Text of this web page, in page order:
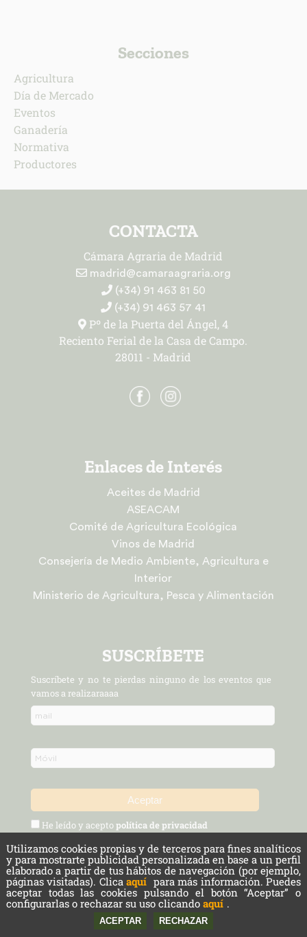
Secciones
Agricultura
Día de Mercado
Eventos
Ganadería
Normativa
Productores
CONTACTA
Cámara Agraria de Madrid
madrid@camaraagraria.org
(+34) 91 463 81 50
(+34) 91 463 57 41
Pº de la Puerta del Ángel, 4
Reciento Ferial de la Casa de Campo.
28011 - Madrid
Enlaces de Interés
Aceites de Madrid
ASEACAM
Comité de Agricultura Ecológica
Vinos de Madrid
Consejería de Medio Ambiente, Agricultura e
Interior
Ministerio de Agricultura, Pesca y Alimentación
SUSCRÍBETE
Suscríbete y no te pierdas ninguno de los eventos que
vamos a realizaraaaa
He leído y aceptopolítica de privacidad
Política de Privacidad y Aviso Legal Protección de datos
Cookies
Copyright © 2026 Cámara Agraria de Madrid. Todos los derechos reservados.
Powered by
nopCommerce
Utilizamos cookies propias y de terceros para fines analíticos
y para mostrarte publicidad personalizada en base a un perfil
elaborado a partir de tus hábitos de navegación (por ejemplo,
páginas visitadas). Clicaaquí para más información. Puedes
aceptar todas las cookies pulsando el botón “Aceptar” o
configurarlas o rechazar su uso clicando aquí .